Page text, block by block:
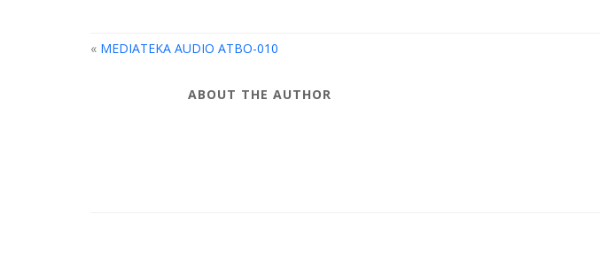
« MEDIATEKA AUDIO ATBO-010
ABOUT THE AUTHOR